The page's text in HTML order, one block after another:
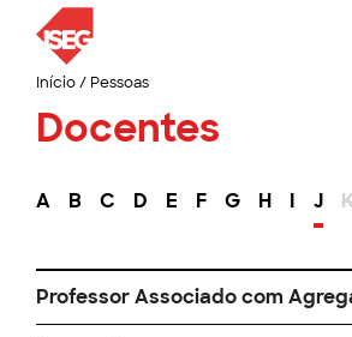
Início/ Pessoas
Docentes
A B C D E F G H I J
Professor Associado com